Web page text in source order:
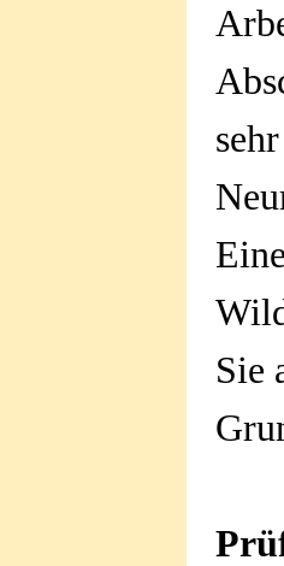
Sie